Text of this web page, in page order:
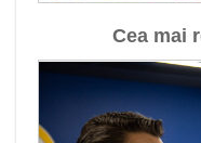
Cea mai